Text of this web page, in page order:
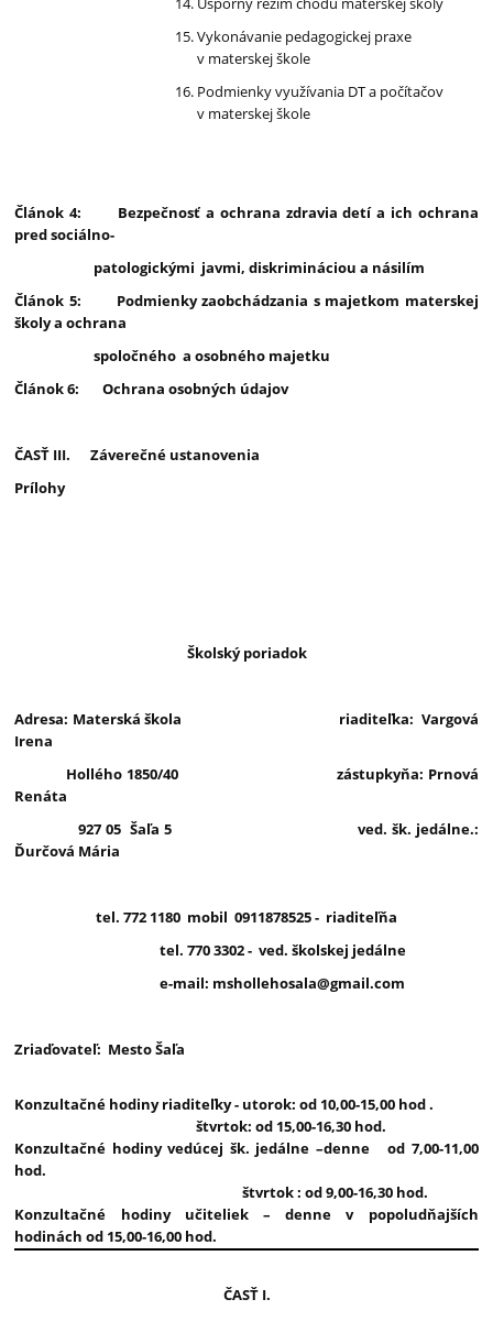
Vykonávanie pedagogickej praxe
v materskej škole
Podmienky využívania DT a počítačov
v materskej škole
Článok 4: Bezpečnosť a ochrana zdravia detí a ich ochrana
pred sociálno-
patologickými javmi, diskrimináciou a násilím
Článok 5: Podmienky zaobchádzania s majetkom materskej
školy a ochrana
spoločného a osobného majetku
Článok 6: Ochrana osobných údajov
ČASŤ III. Záverečné ustanovenia
Prílohy
Školský poriadok
Adresa: Materská škola riaditeľka: Vargová
Irena
Hollého 1850/40 zástupkyňa: Prnová
Renáta
927 05 Šaľa 5 ved. šk. jedálne.:
Ďurčová Mária
tel. 772 1180 mobil 0911878525 - riaditeľňa
tel. 770 3302 - ved. školskej jedálne
e-mail: mshollehosala@gmail.com
Zriaďovateľ: Mesto Šaľa
Konzultačné hodiny riaditeľky - utorok: od 10,00-15,00 hod .
štvrtok: od 15,00-16,30 hod.
Konzultačné hodiny vedúcej šk. jedálne –denne od 7,00-11,00
hod.
štvrtok : od 9,00-16,30 hod.
Konzultačné hodiny učiteliek – denne v popoludňajších
hodinách od 15,00-16,00 hod.
ČASŤ I.